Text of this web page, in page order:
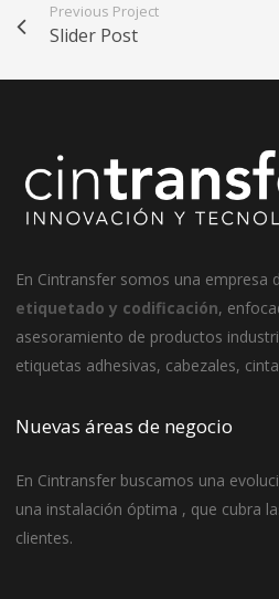
Previous Project
Slider Post
En Cintransfer somos una empresa
etiquetado y codificación,
asesoramiento de productos
etiquetas adhesivas, cabezales,
Nuevas áreas de negocio
En Cintransfer buscamos una
una instalación óptima , que cubra
clientes.